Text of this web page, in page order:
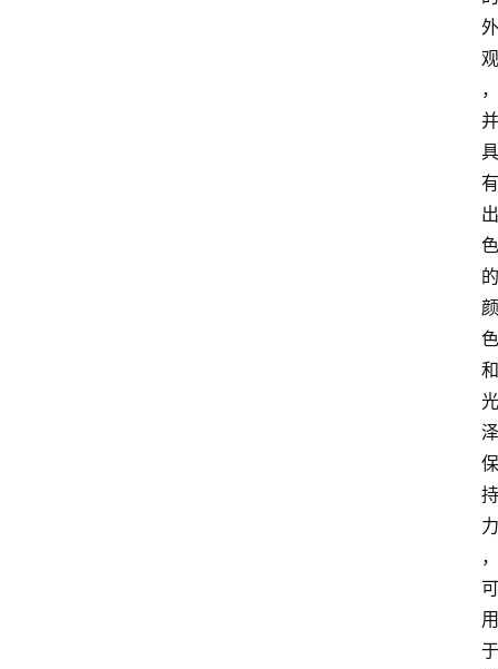
外
观
，
并
具
有
出
色
的
颜
色
和
光
泽
保
持
力
，
可
用
于